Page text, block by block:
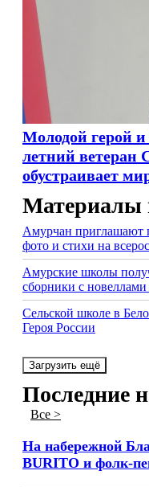
Молодой герой
летний ветеран
обустраивает
Материалы
Амурчан приглашают
фото и стихи на
Амурские школы
сборники с
Сельской школе в
Героя России
Загрузить ещё
Последние
Все >
На набережной
BURITO и фолк-